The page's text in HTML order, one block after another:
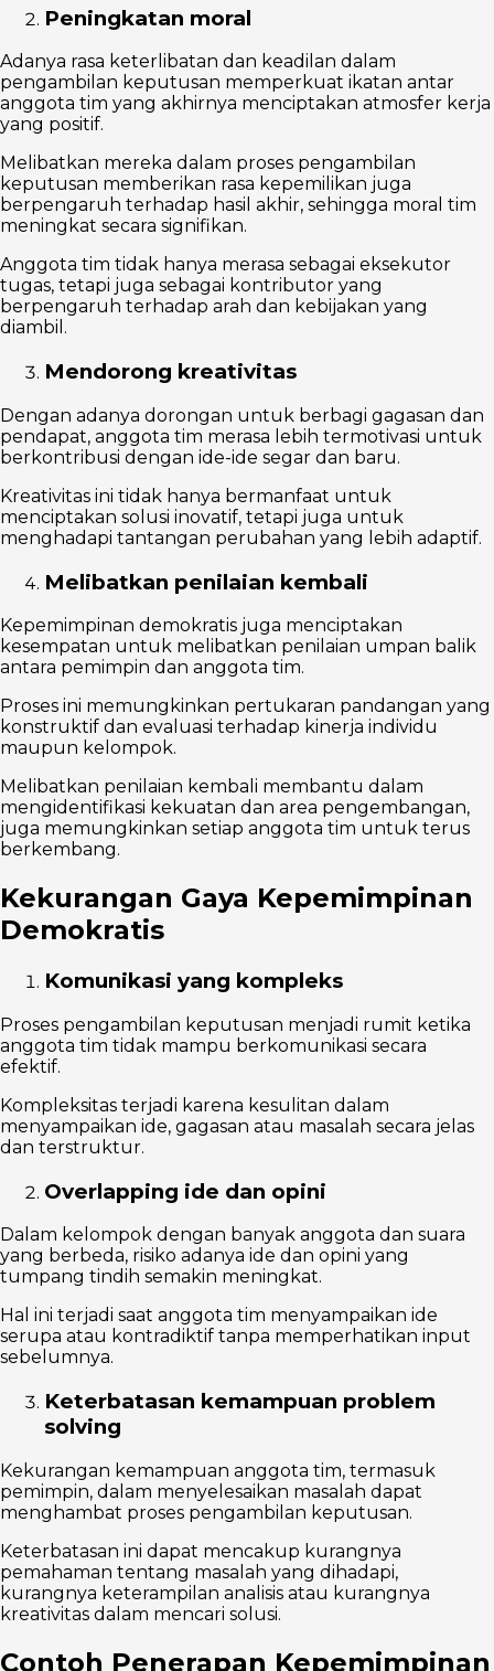
Peningkatan moral
Adanya rasa keterlibatan dan keadilan dalam
pengambilan keputusan memperkuat ikatan antar
anggota tim yang akhirnya menciptakan atmosfer kerja
yang positif.
Melibatkan mereka dalam proses pengambilan
keputusan memberikan rasa kepemilikan juga
berpengaruh terhadap hasil akhir, sehingga moral tim
meningkat secara signifikan.
Anggota tim tidak hanya merasa sebagai eksekutor
tugas, tetapi juga sebagai kontributor yang
berpengaruh terhadap arah dan kebijakan yang
diambil.
Mendorong kreativitas
Dengan adanya dorongan untuk berbagi gagasan dan
pendapat, anggota tim merasa lebih termotivasi untuk
berkontribusi dengan ide-ide segar dan baru.
Kreativitas ini tidak hanya bermanfaat untuk
menciptakan solusi inovatif, tetapi juga untuk
menghadapi tantangan perubahan yang lebih adaptif.
Melibatkan penilaian kembali
Kepemimpinan demokratis juga menciptakan
kesempatan untuk melibatkan penilaian umpan balik
antara pemimpin dan anggota tim.
Proses ini memungkinkan pertukaran pandangan yang
konstruktif dan evaluasi terhadap kinerja individu
maupun kelompok.
Melibatkan penilaian kembali membantu dalam
mengidentifikasi kekuatan dan area pengembangan,
juga memungkinkan setiap anggota tim untuk terus
berkembang.
Kekurangan Gaya Kepemimpinan
Demokratis
Komunikasi yang kompleks
Proses pengambilan keputusan menjadi rumit ketika
anggota tim tidak mampu berkomunikasi secara
efektif.
Kompleksitas terjadi karena kesulitan dalam
menyampaikan ide, gagasan atau masalah secara jelas
dan terstruktur.
Overlapping ide dan opini
Dalam kelompok dengan banyak anggota dan suara
yang berbeda, risiko adanya ide dan opini yang
tumpang tindih semakin meningkat.
Hal ini terjadi saat anggota tim menyampaikan ide
serupa atau kontradiktif tanpa memperhatikan input
sebelumnya.
Keterbatasan kemampuan problem
solving
Kekurangan kemampuan anggota tim, termasuk
pemimpin, dalam menyelesaikan masalah dapat
menghambat proses pengambilan keputusan.
Keterbatasan ini dapat mencakup kurangnya
pemahaman tentang masalah yang dihadapi,
kurangnya keterampilan analisis atau kurangnya
kreativitas dalam mencari solusi.
Contoh Penerapan Kepemimpinan